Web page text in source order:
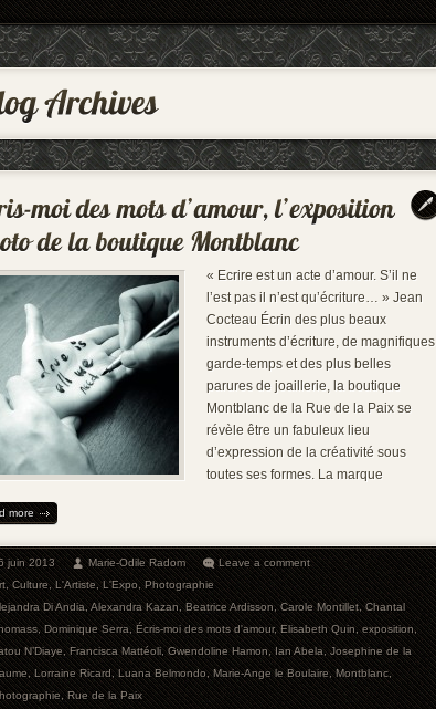
« Ecrire est un acte d’amour. S’il ne
l’est pas il n’est qu’écriture… » Jean
Cocteau Écrin des plus beaux
instruments d’écriture, de magnifiques
garde-temps et des plus belles
parures de joaillerie, la boutique
Montblanc de la Rue de la Paix se
révèle être un fabuleux lieu
d’expression de la créativité sous
toutes ses formes. La marque
more
juin 2013 Marie-Odile Radom
Leave a comment
,Culture,L'Artiste,L'Expo,Photographie
Di Andia,Alexandra Kazan,Beatrice Ardisson,Carole Montillet,Chantal
,Dominique Serra,Écris-moi des mots d'amour,Elisabeth Quin,exposition,
N’Diaye,Francisca Mattéoli,Gwendoline Hamon,Ian Abela,Josephine de la
,Lorraine Ricard,Luana Belmondo,Marie-Ange le Boulaire,Montblanc,
,Rue de la Paix